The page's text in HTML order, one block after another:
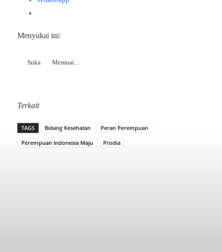
Menyukai ini:
Suka Memuat…
Terkait
TAGS Bidang Kesehatan
Peran Perempuan
Perempuan Indonesia Maju
Prodia